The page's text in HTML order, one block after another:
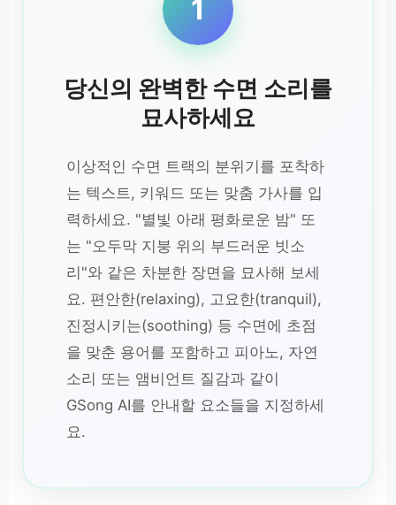
1
당신의 완벽한 수면 소리를
묘사하세요
이상적인 수면 트랙의 분위기를 포착하
는 텍스트, 키워드 또는 맞춤 가사를 입
력하세요. "별빛 아래 평화로운 밤" 또
는 "오두막 지붕 위의 부드러운 빗소
리"와 같은 차분한 장면을 묘사해 보세
요. 편안한(relaxing), 고요한(tranquil),
진정시키는(soothing) 등 수면에 초점
을 맞춘 용어를 포함하고 피아노, 자연
소리 또는 앰비언트 질감과 같이
GSong AI를 안내할 요소들을 지정하세
요.